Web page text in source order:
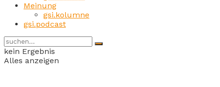
Meinung
gsi.kolumne
gsi.podcast
kein Ergebnis
Alles anzeigen